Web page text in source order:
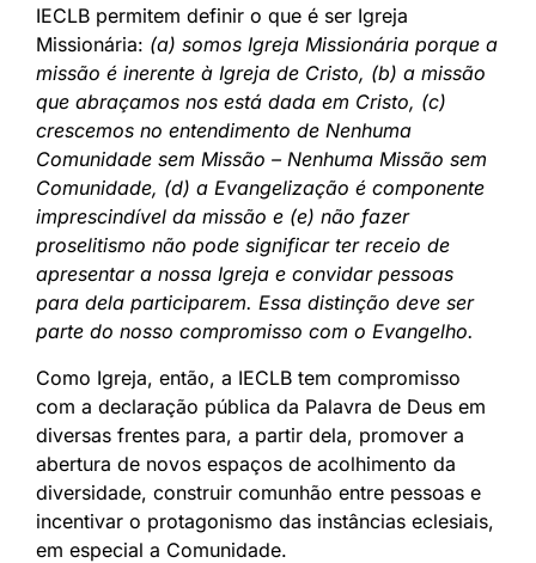
IECLB permitem definir o que é ser Igreja
Missionária: (a) somos Igreja Missionária porque a
missão é inerente à Igreja de Cristo, (b) a missão
que abraçamos nos está dada em Cristo, (c)
crescemos no entendimento de Nenhuma
Comunidade sem Missão – Nenhuma Missão sem
Comunidade, (d) a Evangelização é componente
imprescindível da missão e (e) não fazer
proselitismo não pode significar ter receio de
apresentar a nossa Igreja e convidar pessoas
para dela participarem. Essa distinção deve ser
parte do nosso compromisso com o Evangelho.
Como Igreja, então, a IECLB tem compromisso
com a declaração pública da Palavra de Deus em
diversas frentes para, a partir dela, promover a
abertura de novos espaços de acolhimento da
diversidade, construir comunhão entre pessoas e
incentivar o protagonismo das instâncias eclesiais,
em especial a Comunidade.